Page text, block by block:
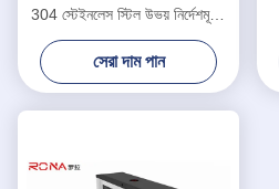
304 স্টেইনলেস স্টিল উভয় নির্দেশমূলক
আরএফআইডি কার্ড রিডার
সেরা দাম পান